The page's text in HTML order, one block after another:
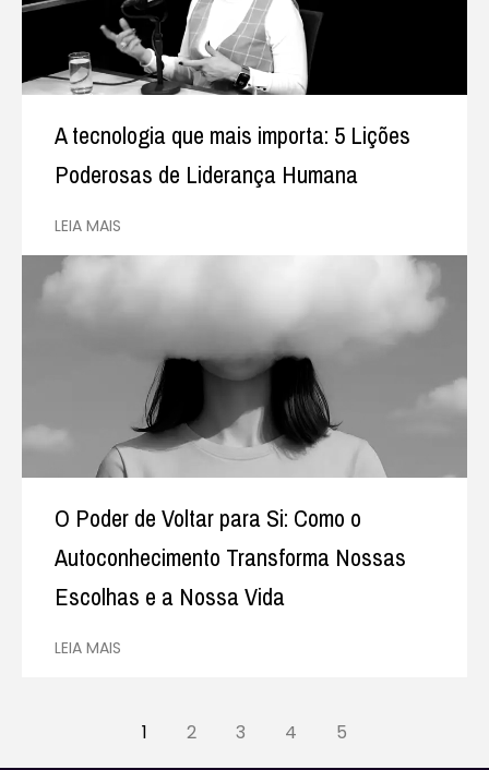
A tecnologia que mais importa: 5 Lições
Poderosas de Liderança Humana
LEIA MAIS
O Poder de Voltar para Si: Como o
Autoconhecimento Transforma Nossas
Escolhas e a Nossa Vida
LEIA MAIS
1 2 3 4 5